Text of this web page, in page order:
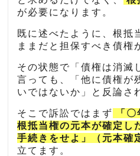
が必要になります。
既に述べたように、根抵
ままだと担保すべき債権
その状態で「債権は消滅
言っても、「他に債権が
いではないか」と反論さ
そこで訴訟ではまず
「
根抵当権の元本が確定し
手続きをせよ」（元本確
立てます。